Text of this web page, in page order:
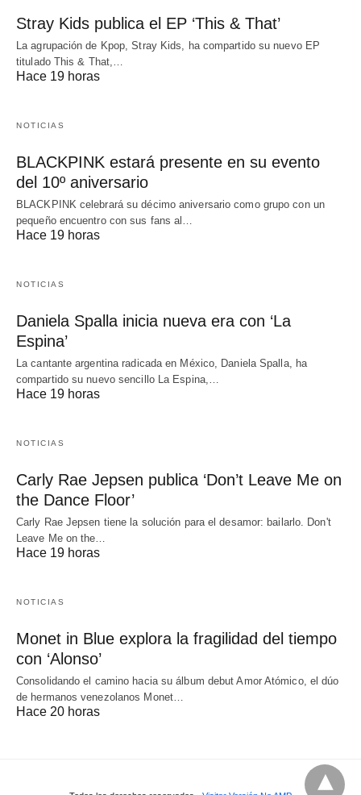
Stray Kids publica el EP ‘This & That’
La agrupación de Kpop, Stray Kids, ha compartido su nuevo EP
titulado This & That,…
Hace 19 horas
NOTICIAS
BLACKPINK estará presente en su evento
del 10º aniversario
BLACKPINK celebrará su décimo aniversario como grupo con un
pequeño encuentro con sus fans al…
Hace 19 horas
NOTICIAS
Daniela Spalla inicia nueva era con ‘La
Espina’
La cantante argentina radicada en México, Daniela Spalla, ha
compartido su nuevo sencillo La Espina,…
Hace 19 horas
NOTICIAS
Carly Rae Jepsen publica ‘Don’t Leave Me on
the Dance Floor’
Carly Rae Jepsen tiene la solución para el desamor: bailarlo. Don't
Leave Me on the…
Hace 19 horas
NOTICIAS
Monet in Blue explora la fragilidad del tiempo
con ‘Alonso’
Consolidando el camino hacia su álbum debut Amor Atómico, el dúo
de hermanos venezolanos Monet…
Hace 20 horas